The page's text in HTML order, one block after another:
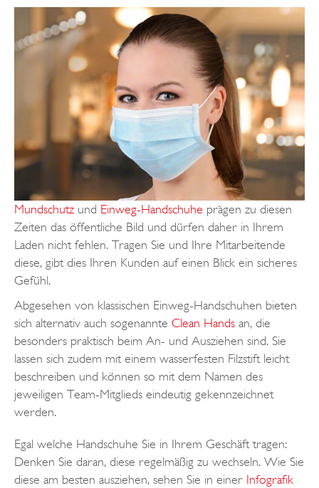
Mundschutz und Einweg-Handschuhe prägen zu diesen
Zeiten das öffentliche Bild und dürfen daher in Ihrem
Laden nicht fehlen. Tragen Sie und Ihre Mitarbeitende
diese, gibt dies Ihren Kunden auf einen Blick ein sicheres
Gefühl.
Abgesehen von klassischen Einweg-Handschuhen bieten
sich alternativ auch sogenannte Clean Hands an, die
besonders praktisch beim An- und Ausziehen sind. Sie
lassen sich zudem mit einem wasserfesten Filzstift leicht
beschreiben und können so mit dem Namen des
jeweiligen Team-Mitglieds eindeutig gekennzeichnet
werden.
Egal welche Handschuhe Sie in Ihrem Geschäft tragen:
Denken Sie daran, diese regelmäßig zu wechseln. Wie Sie
diese am besten ausziehen, sehen Sie in einer Infografik